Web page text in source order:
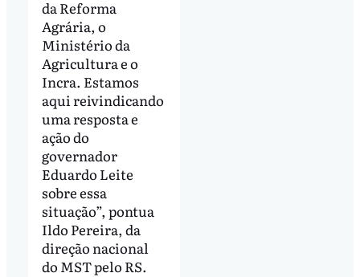
da Reforma
Agrária, o
Ministério da
Agricultura e o
Incra. Estamos
aqui reivindicando
uma resposta e
ação do
governador
Eduardo Leite
sobre essa
situação”, pontua
Ildo Pereira, da
direção nacional
do MST pelo RS.